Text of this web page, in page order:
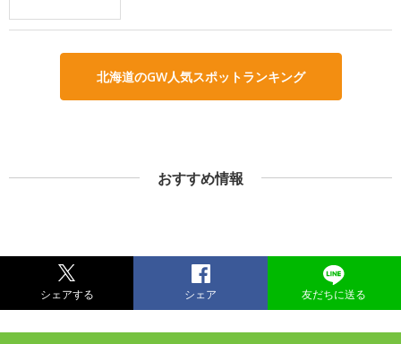
北海道のGW人気スポットランキング
おすすめ情報
シェアする シェア 友だちに送る